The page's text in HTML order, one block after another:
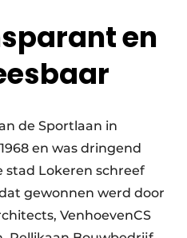
en
de Sportlaan in
en was dringend
stad Lokeren schreef
gewonnen werd door
VenhoevenCS